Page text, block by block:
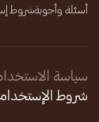
أسئلة وأجوبةشروط
سياسة
شروط